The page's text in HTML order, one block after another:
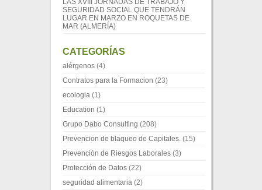
LAS XVIII JORNADAS DE TRABAJO Y
SEGURIDAD SOCIAL QUE TENDRÁN
LUGAR EN MARZO EN ROQUETAS DE
MAR (ALMERÍA)
CATEGORÍAS
alérgenos (4)
Contratos para la Formacion (23)
ecologia (1)
Education (1)
Grupo Dabo Consulting (208)
Prevencion de blaqueo de Capitales. (15)
Prevención de Riesgos Laborales (3)
Protección de Datos (22)
seguridad alimentaria (2)